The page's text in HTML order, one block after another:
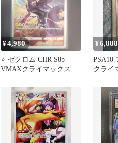
¥4,980
⭐️ ゼクロム CHR S8b
VMAXクライマックス
¥6,888
PSA10
クライ